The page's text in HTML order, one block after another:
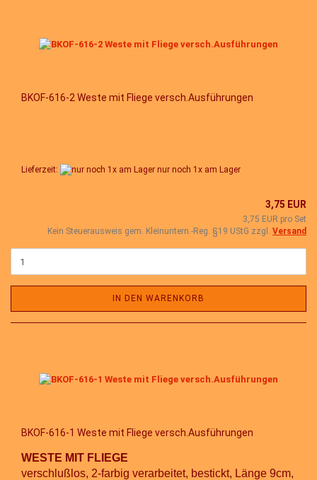
BKOF-616-2 Weste mit Fliege versch.Ausführungen
Lieferzeit: nur noch 1x am Lager
3,75 EUR
3,75 EUR pro Set
Kein Steuerausweis gem. Kleinuntern.-Reg. §19 UStG zzgl. Versand
IN DEN WARENKORB
BKOF-616-1 Weste mit Fliege versch.Ausführungen
WESTE MIT FLIEGE
verschlußlos, 2-farbig verarbeitet, bestickt, Länge 9cm,